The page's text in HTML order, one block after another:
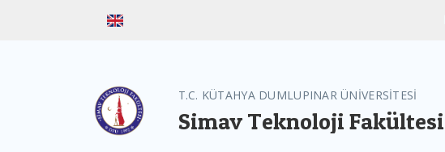
T.C. KÜTAHYA DUMLUPINAR ÜNİVERSİTESİ
Simav Teknoloji Fakültesi